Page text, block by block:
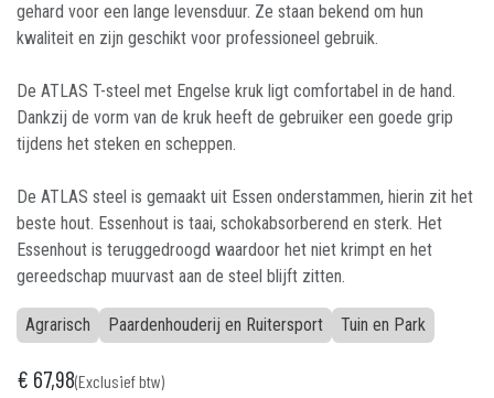
gehard voor een lange levensduur. Ze staan bekend om hun
kwaliteit en zijn geschikt voor professioneel gebruik.
De ATLAS T-steel met Engelse kruk ligt comfortabel in de hand.
Dankzij de vorm van de kruk heeft de gebruiker een goede grip
tijdens het steken en scheppen.
De ATLAS steel is gemaakt uit Essen onderstammen, hierin zit het
beste hout. Essenhout is taai, schokabsorberend en sterk. Het
Essenhout is teruggedroogd waardoor het niet krimpt en het
gereedschap muurvast aan de steel blijft zitten.
Agrarisch Paardenhouderij en Ruitersport Tuin en Park
€ 67,98(Exclusief btw)